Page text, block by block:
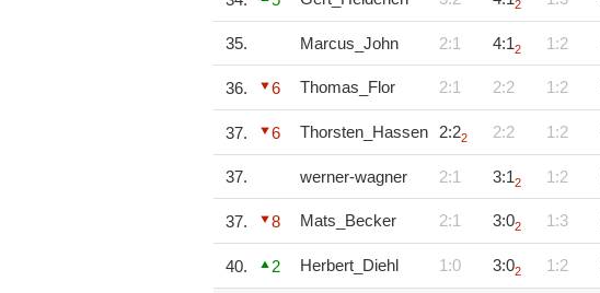
2
35. Marcus_John 2:1 4:12 1:2
36. 6 Thomas_Flor 2:1 2:2 1:2
37. 6 Thorsten_Hassen 2:22 2:2 1:2
37. werner-wagner 2:1 3:12 1:2
37. 8 Mats_Becker 2:1 3:02 1:3
40. 2 Herbert_Diehl 1:0 3:02 1:2